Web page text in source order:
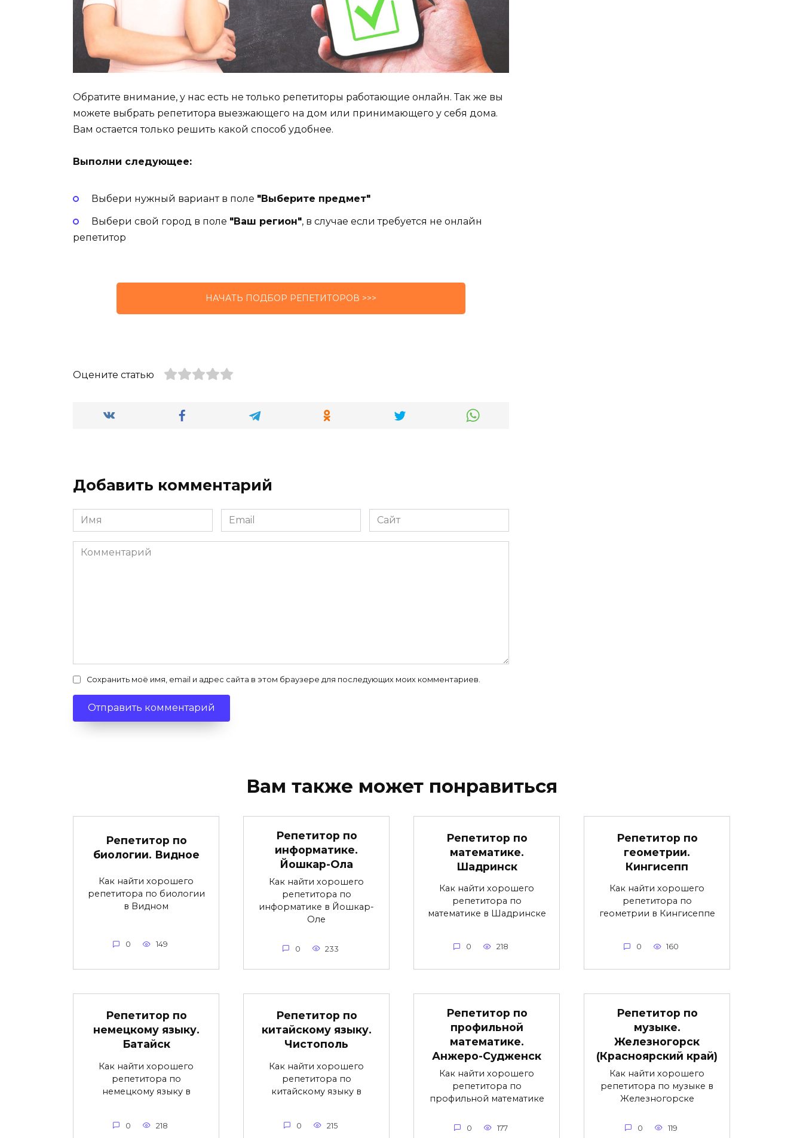
Обратите внимание, у нас есть не только репетиторы работающие онлайн. Так же вы
можете выбрать репетитора выезжающего на дом или принимающего у себя дома.
Вам остается только решить какой способ удобнее.
Выполни следующее:
Выбери нужный вариант в поле "Выберите предмет"
Выбери свой город в поле "Ваш регион", в случае если требуется не онлайн
репетитор
НАЧАТЬ ПОДБОР РЕПЕТИТОРОВ >>>
Оцените статью
Добавить комментарий
Имя
*
Email
*
Сайт
Комментарий
Сохранить моё имя, email и адрес сайта в этом браузере для последующих моих комментариев.
Вам также может понравиться
Репетитор по
биологии. Видное
Как найти хорошего
репетитора по биологии
в Видном
0 149
Репетитор по
информатике.
Йошкар-Ола
Как найти хорошего
репетитора по
информатике в Йошкар-
Оле
0 233
Репетитор по
математике.
Шадринск
Как найти хорошего
репетитора по
математике в Шадринске
0 218
Репетитор по
геометрии.
Кингисепп
Как найти хорошего
репетитора по
геометрии в Кингисеппе
0 160
Репетитор по
немецкому языку.
Батайск
Как найти хорошего
репетитора по
немецкому языку в
0 218
Репетитор по
китайскому языку.
Чистополь
Как найти хорошего
репетитора по
китайскому языку в
0 215
Репетитор по
профильной
математике.
Анжеро-Судженск
Как найти хорошего
репетитора по
профильной математике
0 177
Репетитор по
музыке.
Железногорск
(Красноярский край)
Как найти хорошего
репетитора по музыке в
Железногорске
0 119